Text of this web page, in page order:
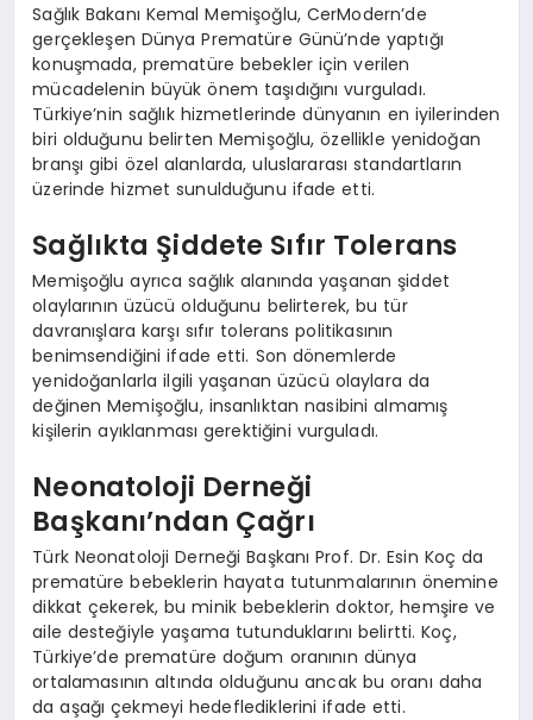
Sağlık Bakanı Kemal Memişoğlu, CerModern’de
gerçekleşen Dünya Prematüre Günü’nde yaptığı
konuşmada, prematüre bebekler için verilen
mücadelenin büyük önem taşıdığını vurguladı.
Türkiye’nin sağlık hizmetlerinde dünyanın en iyilerinden
biri olduğunu belirten Memişoğlu, özellikle yenidoğan
branşı gibi özel alanlarda, uluslararası standartların
üzerinde hizmet sunulduğunu ifade etti.
Sağlıkta Şiddete Sıfır Tolerans
Memişoğlu ayrıca sağlık alanında yaşanan şiddet
olaylarının üzücü olduğunu belirterek, bu tür
davranışlara karşı sıfır tolerans politikasının
benimsendiğini ifade etti. Son dönemlerde
yenidoğanlarla ilgili yaşanan üzücü olaylara da
değinen Memişoğlu, insanlıktan nasibini almamış
kişilerin ayıklanması gerektiğini vurguladı.
Neonatoloji Derneği
Başkanı’ndan Çağrı
Türk Neonatoloji Derneği Başkanı Prof. Dr. Esin Koç da
prematüre bebeklerin hayata tutunmalarının önemine
dikkat çekerek, bu minik bebeklerin doktor, hemşire ve
aile desteğiyle yaşama tutunduklarını belirtti. Koç,
Türkiye’de prematüre doğum oranının dünya
ortalamasının altında olduğunu ancak bu oranı daha
da aşağı çekmeyi hedeflediklerini ifade etti.